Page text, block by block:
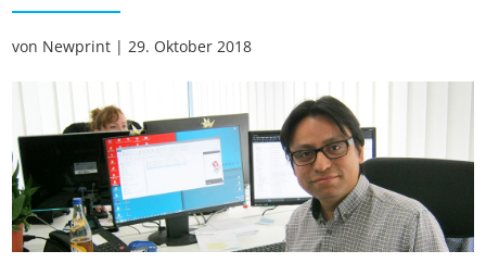
von Newprint | 29. Oktober 2018